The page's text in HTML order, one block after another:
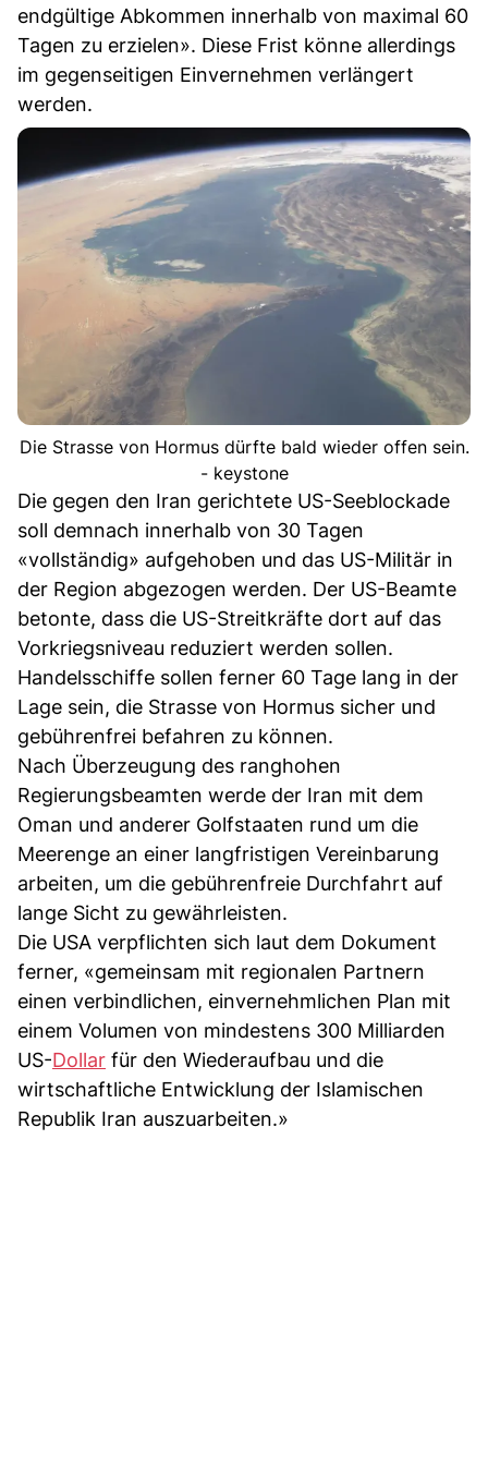
endgültige Abkommen innerhalb von maximal 60
Tagen zu erzielen». Diese Frist könne allerdings
im gegenseitigen Einvernehmen verlängert
werden.
Die Strasse von Hormus dürfte bald wieder offen sein.
- keystone
Die gegen den Iran gerichtete US-Seeblockade
soll demnach innerhalb von 30 Tagen
«vollständig» aufgehoben und das US-Militär in
der Region abgezogen werden. Der US-Beamte
betonte, dass die US-Streitkräfte dort auf das
Vorkriegsniveau reduziert werden sollen.
Handelsschiffe sollen ferner 60 Tage lang in der
Lage sein, die Strasse von Hormus sicher und
gebührenfrei befahren zu können.
Nach Überzeugung des ranghohen
Regierungsbeamten werde der Iran mit dem
Oman und anderer Golfstaaten rund um die
Meerenge an einer langfristigen Vereinbarung
arbeiten, um die gebührenfreie Durchfahrt auf
lange Sicht zu gewährleisten.
Die USA verpflichten sich laut dem Dokument
ferner, «gemeinsam mit regionalen Partnern
einen verbindlichen, einvernehmlichen Plan mit
einem Volumen von mindestens 300 Milliarden
US-Dollar für den Wiederaufbau und die
wirtschaftliche Entwicklung der Islamischen
Republik Iran auszuarbeiten.»